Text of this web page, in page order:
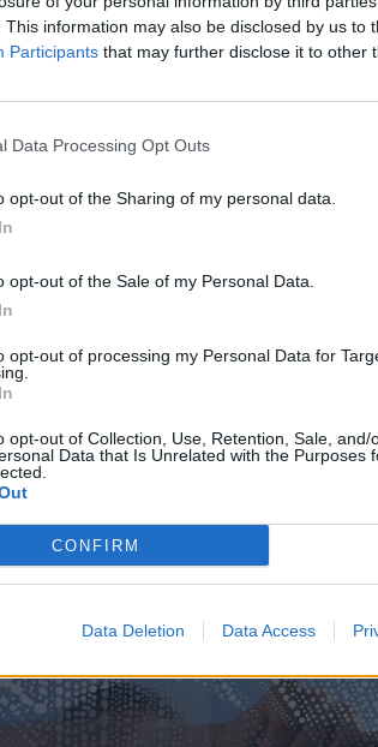
This information may also be disclosed by us to
Participants that may further disclose it to other
Data Processing Opt Outs
opt-out of the Sharing of my personal data.
opt-out of the Sale of my Personal Data.
opt-out of processing my Personal Data for
opt-out of Collection, Use, Retention, Sale, and/
Data that Is Unrelated with the Purposes
CONFIRM
Data Deletion Data Access
na posao, najveća greška koju
obasjava sunce.
što znači da će se bilo koji preparat
vrijeme ukloniti sa stakla.
obliku bijelih mrlja ili mutnih tragova.